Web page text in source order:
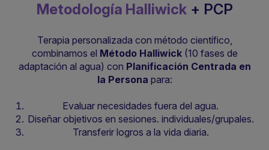
Metodología Halliwick+ PCP
Terapia personalizada con método científico,
combinamos el Método Halliwick(10 fases de
adaptación al agua) con Planificación Centrada en
la Persona para:
Evaluar necesidades fuera del agua.
Diseñar objetivos en sesiones. individuales/grupales.
Transferir logros a la vida diaria.